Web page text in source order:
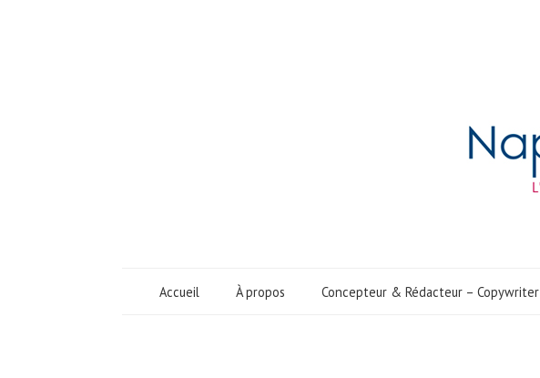
Accueil À propos Concepteur & Rédacteur – Copywriter